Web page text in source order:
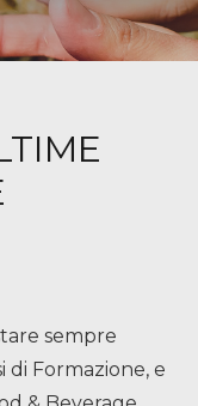
sempre
di Formazione, e